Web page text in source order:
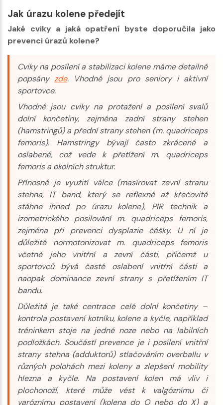
Jak úrazu kolene předejít
Jaké cviky a jaká opatření byste doporučila jako
prevenci úrazů kolene?
Cviky na posílení a stabilizaci kolene máme detailně
popsányzde. Vhodné jsou pro seniory i aktivní
sportovce.
Vhodné jsou cviky na protažení a posílení svalů
dolní končetiny, zejména zadní strany stehen
(hamstringů) a přední strany stehen (m. quadriceps
femoris). Hamstringy bývají často zkrácené a
oslabené, což vede k přetížení m. quadriceps
femoris a okolních struktur.
Přínosné je využití válce (masírovat zevní stranu
stehna, IT band, který se reflexně až křečovitě
stáhne ihned po úrazu kolene), PIR technik a
izometrického posilování m. quadriceps femoris,
zejména při prevenci dysplazie čéšky. U ní je
důležité normotonizovat m. quadriceps femoris
včetně jeho vnitřní a zevní části, přičemž u
sportovců bývá časté oslabení vnitřní části a
naopak dominance zevní strany s přetížením IT
bandu.
Důležitá je také centrace celé dolní končetiny –
kontrola postavení kotníku, kolene a kyčle, například
tréninkem stoje na jedné noze nebo na labilních
podložkách. Součástí prevence je i posílení vnitřní
strany stehna (adduktorů) stlačováním overballu v
různých polohách mezi koleny a zlepšení mobility
hlezna a kyčle. Na postavení kolen má vliv i
plochonoží, které může vést k valgóznímu či
varóznímu postavení (kolena do O nebo do X) a